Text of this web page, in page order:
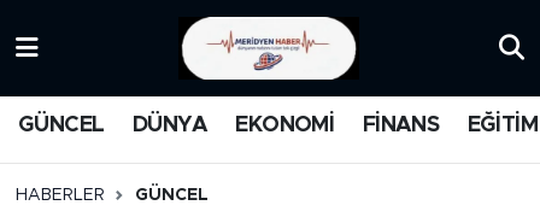
GÜNCEL DÜNYA EKONOMİ FİNANS EĞİTİM
HABERLER GÜNCEL